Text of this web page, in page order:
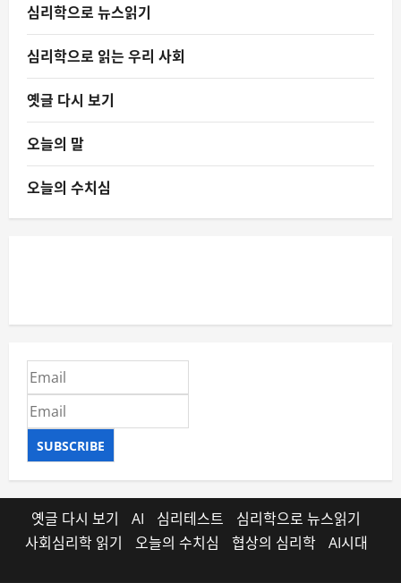
심리학으로 뉴스읽기
심리학으로 읽는 우리 사회
옛글 다시 보기
오늘의 말
오늘의 수치심
SUBSCRIBE
옛글 다시 보기 AI 심리테스트
심리학으로 뉴스읽기
사회심리학 읽기
오늘의 수치심 협상의 심리학 AI시대